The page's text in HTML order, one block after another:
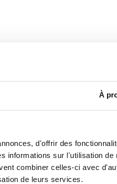
À
d'offrir des
informations sur l'utilisation de
combiner celles-ci avec
de leurs services.